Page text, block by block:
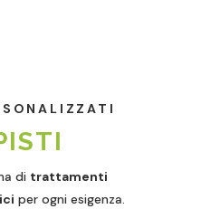
di trattamenti
per ogni esigenza.